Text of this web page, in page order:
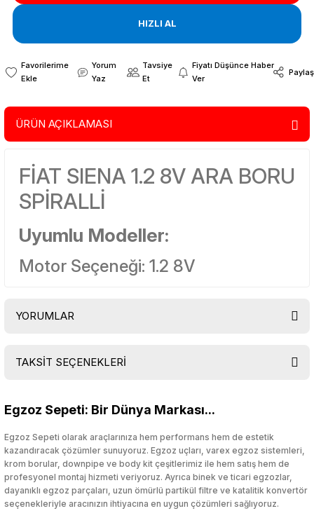
HIZLI AL
Yorum
Yaz
Tavsiye
Et
Fiyatı Düşünce Haber
Ver
Paylaş
ÜRÜN AÇIKLAMASI
FİAT SIENA 1.2 8V ARA BORU
SPİRALLİ
Uyumlu Modeller:
Motor Seçeneği: 1.2 8V
YORUMLAR
TAKSİT SEÇENEKLERİ
Egzoz Sepeti: Bir Dünya Markası...
Egzoz Sepeti olarak araçlarınıza hem performans hem de estetik
kazandıracak çözümler sunuyoruz. Egzoz uçları, varex egzoz sistemleri,
krom borular, downpipe ve body kit çeşitlerimiz ile hem satış hem de
profesyonel montaj hizmeti veriyoruz. Ayrıca binek ve ticari egzozlar,
dayanıklı egzoz parçaları, uzun ömürlü partikül filtre ve katalitik konvertör
seçenekleriyle aracınızın ihtiyacına en uygun çözümleri sağlıyoruz.